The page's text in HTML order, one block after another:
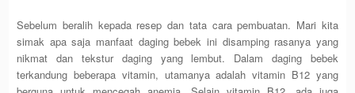
Sebelum beralih kepada resep dan tata cara pembuatan. Mari kita
simak apa saja manfaat daging bebek ini disamping rasanya yang
nikmat dan tekstur daging yang lembut. Dalam daging bebek
terkandung beberapa vitamin, utamanya adalah vitamin B12 yang